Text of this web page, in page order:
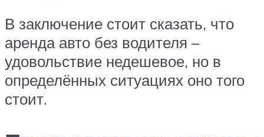
В заключение стоит сказать, что
аренда авто без водителя –
удовольствие недешевое, но в
определённых ситуациях оно того
стоит.